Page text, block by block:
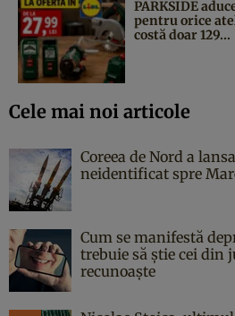
PARKSIDE
pentru orice
costă doar 129...
Cele mai noi articole
Coreea de Nord a
neidentificat spre
Cum se manifestă
trebuie să știe cei din
recunoaște